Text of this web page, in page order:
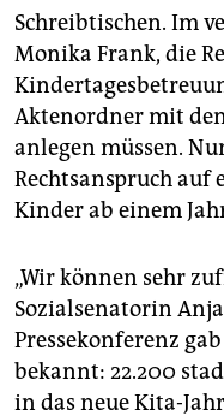
genossenschaft
epaper login
Schreibtischen. Im
Monika Frank, die
Aktenordner mit
anlegen müssen.
Rechtsanspruch
Kinder ab einem
„Wir können sehr
Sozialsenatorin
Pressekonferenz
bekannt: 22.200
in das neue Kita-